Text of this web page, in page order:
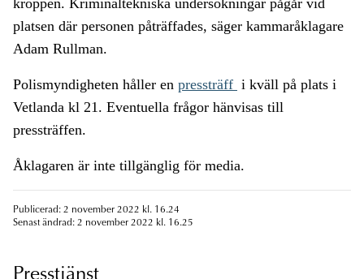
kroppen. Kriminaltekniska undersökningar pågår vid
platsen där personen påträffades, säger kammaråklagare
Adam Rullman.
Polismyndigheten håller en pressträff i kväll på plats i
Vetlanda kl 21. Eventuella frågor hänvisas till
pressträffen.
Åklagaren är inte tillgänglig för media.
Publicerad: 2 november 2022 kl. 16.24
Senast ändrad: 2 november 2022 kl. 16.25
Presstjänst